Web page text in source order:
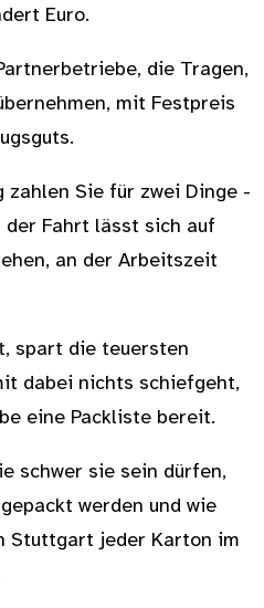
Euro.
die Tragen,
mit Festpreis
zahlen Sie für zwei Dinge -
Fahrt lässt sich auf
an der Arbeitszeit
spart die teuersten
dabei nichts schiefgeht,
eine Packliste bereit.
schwer sie sein dürfen,
werden und wie
Stuttgart jeder Karton im